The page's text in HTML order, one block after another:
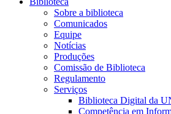
Sobre a biblioteca
Comunicados
Equipe
Notícias
Produções
Comissão de Biblioteca
Regulamento
Serviços
Biblioteca Digital da
Competência em